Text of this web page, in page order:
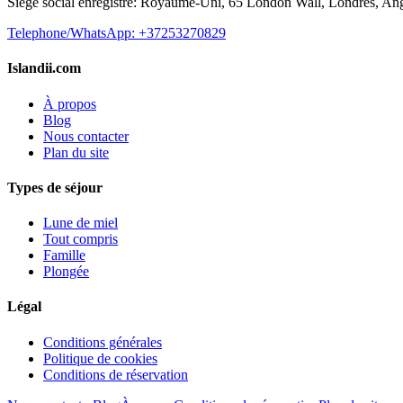
Telephone/WhatsApp: +37253270829
Islandii.com
À propos
Blog
Nous contacter
Plan du site
Types de séjour
Lune de miel
Tout compris
Famille
Plongée
Légal
Conditions générales
Politique de cookies
Conditions de réservation